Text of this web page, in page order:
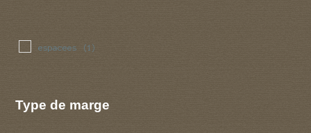
espacees (1)
Type de marge